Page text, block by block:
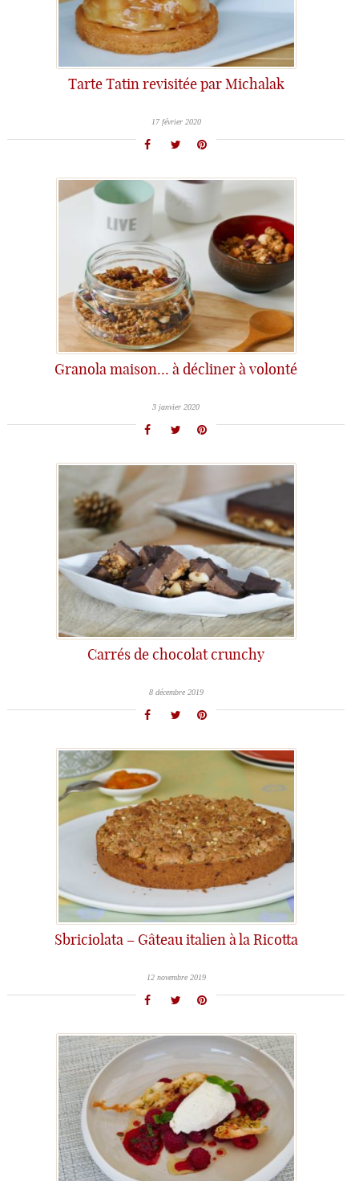
Tarte Tatin revisitée par Michalak
17 février 2020
Granola maison… à décliner à volonté
3 janvier 2020
Carrés de chocolat crunchy
8 décembre 2019
Sbriciolata – Gâteau italien à la Ricotta
12 novembre 2019